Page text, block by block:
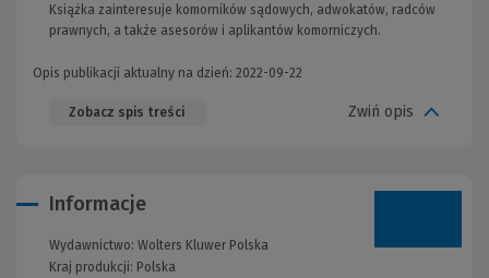
Książka zainteresuje komorników sądowych, adwokatów, radców
prawnych, a także asesorów i aplikantów komorniczych.
Opis publikacji aktualny na dzień: 2022-09-22
Zobacz spis treści Zwiń opis
Informacje
Wydawnictwo: Wolters Kluwer Polska
Kraj produkcji: Polska